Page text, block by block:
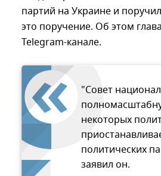
партий на Украине и
это поручение. Об этом
Telegram-канале.
"Совет
некоторых
политических
заявил он.